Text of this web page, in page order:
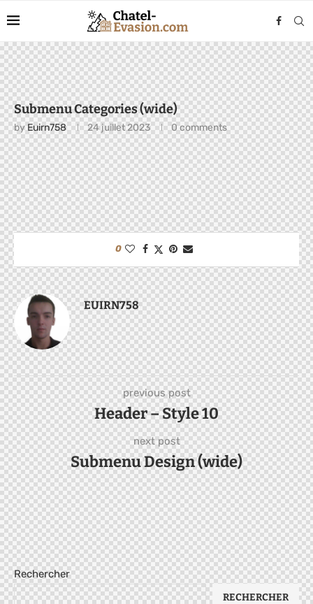
Submenu Categories (wide)
byEuirn758 24 juillet 2023 0 comments
0
EUIRN758
previous post
Header – Style 10
next post
Submenu Design (wide)
Rechercher
RECHERCHER